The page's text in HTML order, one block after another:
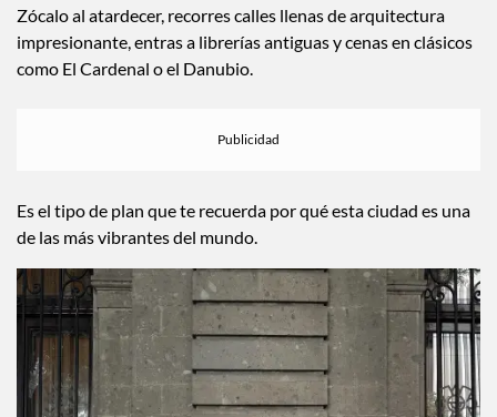
Zócalo al atardecer, recorres calles llenas de arquitectura
impresionante, entras a librerías antiguas y cenas en clásicos
como El Cardenal o el Danubio.
Es el tipo de plan que te recuerda por qué esta ciudad es una
de las más vibrantes del mundo.